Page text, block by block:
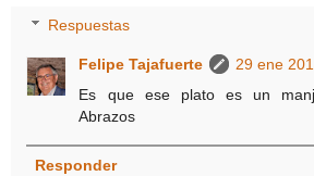
Respuestas
Felipe Tajafuerte
29 ene
Es que ese plato es un
Abrazos
Responder